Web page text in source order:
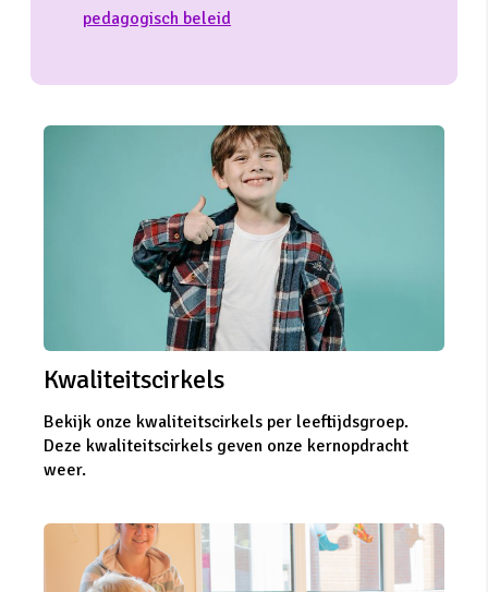
pedagogisch beleid
Kwaliteitscirkels
Bekijk onze kwaliteitscirkels per leeftijdsgroep.
Deze kwaliteitscirkels geven onze kernopdracht
weer.